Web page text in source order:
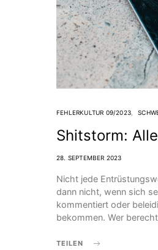
FEHLERKULTUR 09/2023
Shitstorm:
28. SEPTEMBER 2023
Nicht jede
dann nicht, wenn sich
kommentiert oder
bekommen. Wer
TEILEN